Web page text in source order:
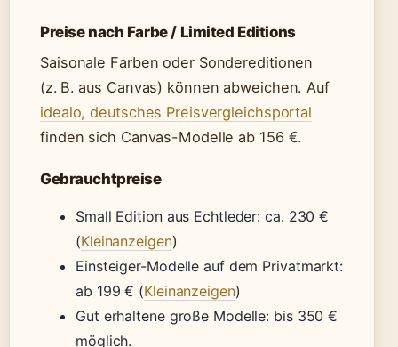
Preise nach Farbe / Limited Editions
Saisonale Farben oder Sondereditionen
(z. B. aus Canvas) können abweichen. Auf
idealo, deutsches Preisvergleichsportal
finden sich Canvas-Modelle ab 156 €.
Gebrauchtpreise
Small Edition aus Echtleder: ca. 230 €
(Kleinanzeigen)
Einsteiger-Modelle auf dem Privatmarkt:
ab 199 € (Kleinanzeigen)
Gut erhaltene große Modelle: bis 350 €
möglich.